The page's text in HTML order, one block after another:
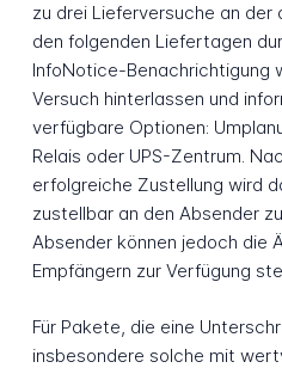
zu drei Lieferversuche an der
den folgenden Liefertagen
InfoNotice-Benachrichtigung
Versuch hinterlassen und
verfügbare Optionen:
Relais oder UPS-Zentrum.
erfolgreiche Zustellung wird
zustellbar an den Absender
Absender können jedoch die
Empfängern zur Verfügung
Für Pakete, die eine
insbesondere solche mit